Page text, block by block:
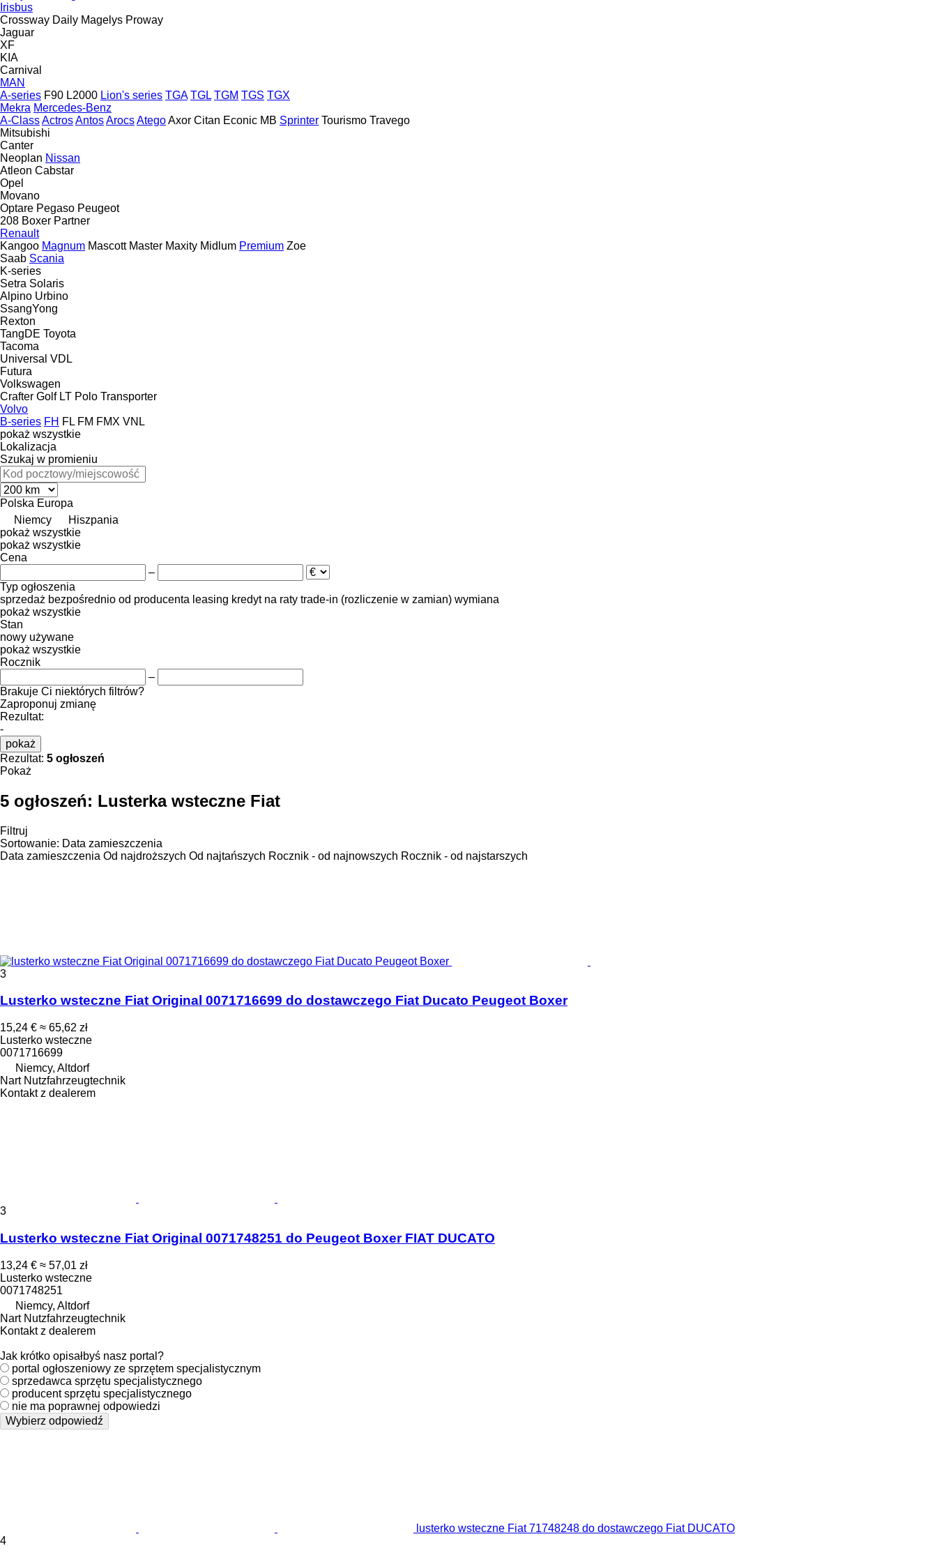
Irisbus
Crossway Daily Magelys Proway
Jaguar
XF
KIA
Carnival
MAN
A-series F90 L2000 Lion's series TGA TGL TGM TGS TGX
Mekra Mercedes-Benz
A-ClassActrosAntosArocsAtegoAxor Citan Econic MB Sprinter Tourismo Travego
Mitsubishi
Canter
Neoplan Nissan
Atleon Cabstar
Opel
Movano
Optare Pegaso Peugeot
208 Boxer Partner
Renault
Kangoo Magnum Mascott Master Maxity Midlum Premium Zoe
Saab Scania
K-series
Setra Solaris
Alpino Urbino
SsangYong
Rexton
TangDE Toyota
Tacoma
Universal VDL
Futura
Volkswagen
Crafter Golf LT Polo Transporter
Volvo
B-series FH FL FM FMX VNL
pokaż wszystkie
Lokalizacja
Szukaj w promieniu
Polska Europa
Niemcy
Hiszpania
pokaż wszystkie
pokaż wszystkie
Cena
–
Typ ogłoszenia
sprzedaż bezpośrednio od producenta leasing kredyt na raty trade-in (rozliczenie w zamian) wymiana
pokaż wszystkie
Stan
nowy używane
pokaż wszystkie
Rocznik
–
Brakuje Ci niektórych filtrów?
Zaproponuj zmianę
Rezultat:
-
pokaż
Rezultat: 5 ogłoszeń
Pokaż
5 ogłoszeń: Lusterka wsteczne Fiat
Filtruj
Sortowanie: Data zamieszczenia
Data zamieszczenia Od najdroższych Od najtańszych Rocznik - od najnowszych Rocznik - od najstarszych
3
Lusterko wsteczne Fiat Original 0071716699 do dostawczego Fiat Ducato Peugeot Boxer
15,24 € ≈ 65,62 zł
Lusterko wsteczne
0071716699
Niemcy, Altdorf
Nart Nutzfahrzeugtechnik
Kontakt z dealerem
3
Lusterko wsteczne Fiat Original 0071748251 do Peugeot Boxer FIAT DUCATO
13,24 € ≈ 57,01 zł
Lusterko wsteczne
0071748251
Niemcy, Altdorf
Nart Nutzfahrzeugtechnik
Kontakt z dealerem
Jak krótko opisałbyś nasz portal?
portal ogłoszeniowy ze sprzętem specjalistycznym
sprzedawca sprzętu specjalistycznego
producent sprzętu specjalistycznego
nie ma poprawnej odpowiedzi
Wybierz odpowiedź
lusterko wsteczne Fiat 71748248 do dostawczego Fiat DUCATO
4